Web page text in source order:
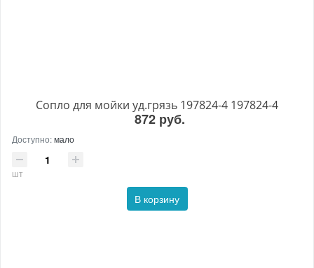
Сопло для мойки уд.грязь 197824-4 197824-4
872 руб.
Доступно:мало
шт
В корзину